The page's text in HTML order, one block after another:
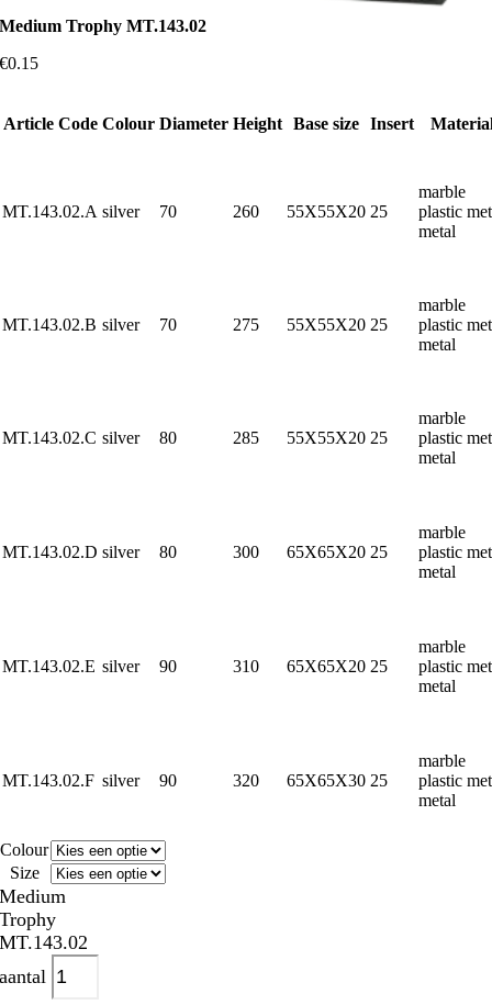
Medium Trophy MT.143.02
€0.15
Article Code Colour Diameter Height Base size Insert
MT.143.02.A silver 70 260 55X55X20 25
marble
plastic
metal
MT.143.02.B silver 70 275 55X55X20 25
marble
plastic
metal
MT.143.02.C silver 80 285 55X55X20 25
marble
plastic
metal
MT.143.02.D silver 80 300 65X65X20 25
marble
plastic
metal
MT.143.02.E silver 90 310 65X65X20 25
marble
plastic
metal
MT.143.02.F silver 90 320 65X65X30 25
marble
plastic
metal
Colour
Size
Medium
Trophy
MT.143.02
aantal